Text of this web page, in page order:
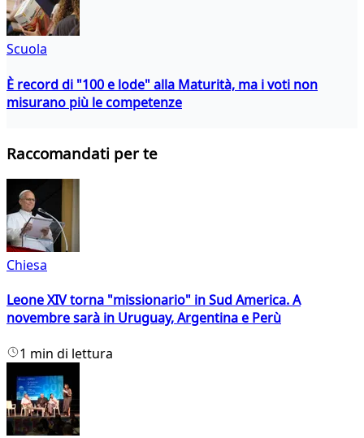
Scuola
È record di "100 e lode" alla Maturità, ma i voti non
misurano più le competenze
Raccomandati per te
Chiesa
Leone XIV torna "missionario" in Sud America. A
novembre sarà in Uruguay, Argentina e Perù
1 min di lettura